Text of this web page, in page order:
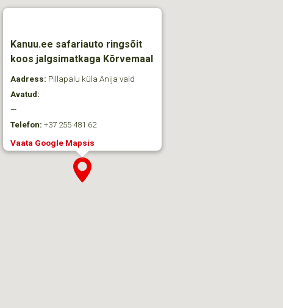
Kanuu.ee safariauto ringsõit
koos jalgsimatkaga Kõrvemaal
Aadress: Pillapalu küla Anija vald
Avatud:
—
Telefon: +37 255 481 62
Vaata Google Mapsis